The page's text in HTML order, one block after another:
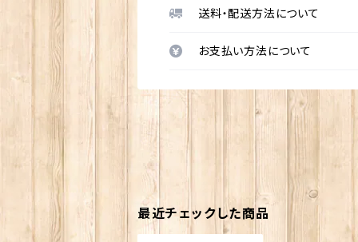
送料・配送方法について
お支払い方法について
最近チェックした商品